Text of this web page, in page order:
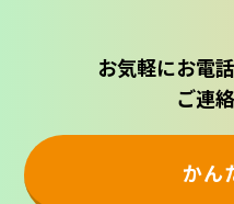
お気軽にお電
ご連
かん